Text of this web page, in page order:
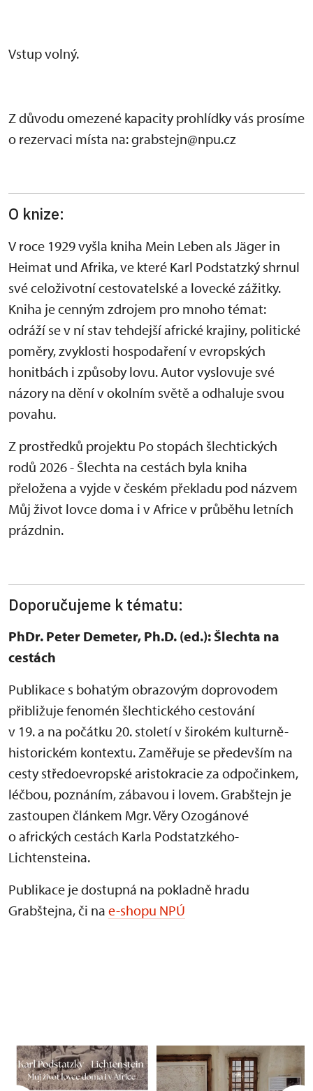
Vstup volný.
Z důvodu omezené kapacity prohlídky vás prosíme
o rezervaci místa na: grabstejn@npu.cz
O knize:
V roce 1929 vyšla kniha Mein Leben als Jäger in
Heimat und Afrika, ve které Karl Podstatzký shrnul
své celoživotní cestovatelské a lovecké zážitky.
Kniha je cenným zdrojem pro mnoho témat:
odráží se v ní stav tehdejší africké krajiny, politické
poměry, zvyklosti hospodaření v evropských
honitbách i způsoby lovu. Autor vyslovuje své
názory na dění v okolním světě a odhaluje svou
povahu.
Z prostředků projektu Po stopách šlechtických
rodů 2026 - Šlechta na cestách byla kniha
přeložena a vyjde v českém překladu pod názvem
Můj život lovce doma i v Africe v průběhu letních
prázdnin.
Doporučujeme k tématu:
PhDr. Peter Demeter, Ph.D. (ed.): Šlechta na
cestách
Publikace s bohatým obrazovým doprovodem
přibližuje fenomén šlechtického cestování
v 19. a na počátku 20. století v širokém kulturně-
historickém kontextu. Zaměřuje se především na
cesty středoevropské aristokracie za odpočinkem,
léčbou, poznáním, zábavou i lovem. Grabštejn je
zastoupen článkem Mgr. Věry Ozogánové
o afrických cestách Karla Podstatzkého-
Lichtensteina.
Publikace je dostupná na pokladně hradu
Grabštejna, či na e-shopu NPÚ